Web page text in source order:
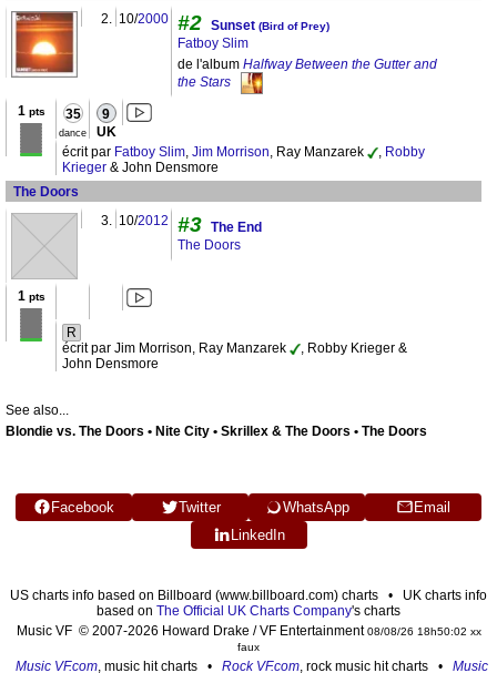
2. 10/2000 #2 Sunset (Bird of Prey)
Fatboy Slim
de l'album Halfway Between the Gutter and
the Stars
1pts 35
dance
9
UK
écrit par Fatboy Slim, Jim Morrison, Ray Manzarek , Robby
Krieger & John Densmore
The Doors
3. 10/2012 #3 The End
The Doors
1pts
R
écrit par Jim Morrison, Ray Manzarek
, Robby Krieger &
John Densmore
See also...
Blondie vs. The Doors • Nite City • Skrillex & The Doors • The Doors
Facebook Twitter WhatsApp
Email
LinkedIn
US charts info based on Billboard (www.billboard.com) charts • UK charts info
based on The Official UK Charts Company's charts
Music VF © 2007-2026 Howard Drake / VF Entertainment08/08/26 18h50:02 xx
faux
Music VF.com , music hit charts • Rock VF.com , rock music hit charts • Music